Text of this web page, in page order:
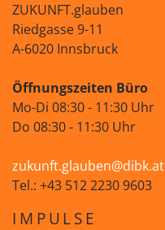
ZUKUNFT.glauben
Riedgasse 9-11
A-6020 Innsbruck
Öffnungszeiten Büro
Mo-Di 08:30 - 11:30 Uhr
Do 08:30 - 11:30 Uhr
zukunft.glauben@dibk.at
Tel.: +43 512 2230 9603
IMPULSE